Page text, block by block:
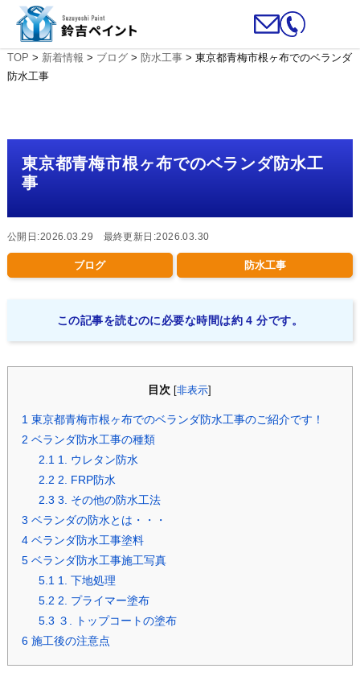
TOP > 新着情報 > ブログ> 防水工事> 東京都青梅市根ヶ布でのベランダ
防水工事
東京都青梅市根ヶ布でのベランダ防水工
事
公開日:2026.03.29 最終更新日:2026.03.30
ブログ 防水工事
この記事を読むのに必要な時間は約 4 分です。
目次 [非表示
1東京都青梅市根ヶ布でのベランダ防水工事のご紹介です！
2 ベランダ防水工事の種類
2.11. ウレタン防水
2.2 2. FRP防水
2.3 3. その他の防水工法
3 ベランダの防水とは・・・
4ベランダ防水工事塗料
5ベランダ防水工事施工写真
5.11. 下地処理
5.2 2. プライマー塗布
5.3 ３. トップコートの塗布
6施工後の注意点